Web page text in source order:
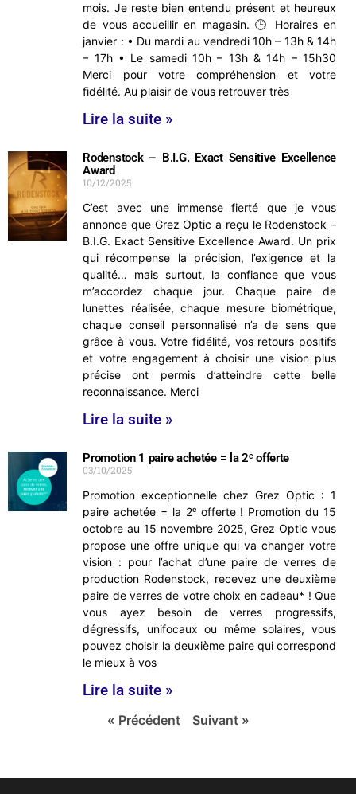
mois. Je reste bien entendu présent et heureux
de vous accueillir en magasin. 🕒 Horaires en
janvier : • Du mardi au vendredi 10h – 13h & 14h
– 17h • Le samedi 10h – 13h & 14h – 15h30
Merci pour votre compréhension et votre
fidélité. Au plaisir de vous retrouver très
Lire la suite »
Rodenstock – B.I.G. Exact Sensitive Excellence
Award
10/12/2025
C’est avec une immense fierté que je vous
annonce que Grez Optic a reçu le Rodenstock –
B.I.G. Exact Sensitive Excellence Award. Un prix
qui récompense la précision, l’exigence et la
qualité… mais surtout, la confiance que vous
m’accordez chaque jour. Chaque paire de
lunettes réalisée, chaque mesure biométrique,
chaque conseil personnalisé n’a de sens que
grâce à vous. Votre fidélité, vos retours positifs
et votre engagement à choisir une vision plus
précise ont permis d’atteindre cette belle
reconnaissance. Merci
Lire la suite »
Promotion 1 paire achetée = la 2ᵉ offerte
03/10/2025
Promotion exceptionnelle chez Grez Optic : 1
paire achetée = la 2ᵉ offerte ! Promotion du 15
octobre au 15 novembre 2025, Grez Optic vous
propose une offre unique qui va changer votre
vision : pour l’achat d’une paire de verres de
production Rodenstock, recevez une deuxième
paire de verres de votre choix en cadeau* ! Que
vous ayez besoin de verres progressifs,
dégressifs, unifocaux ou même solaires, vous
pouvez choisir la deuxième paire qui correspond
le mieux à vos
Lire la suite »
« Précédent Suivant »